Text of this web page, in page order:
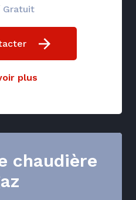
Gratuit
plus
chaudière